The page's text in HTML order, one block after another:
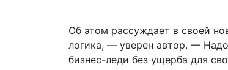
Об этом рассуждает в своей
логика, — уверен автор. —
бизнес-леди без ущерба для